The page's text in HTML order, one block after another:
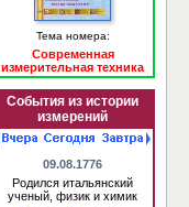
Тема номера:
Современная
измерительная техника
События из истории
измерений
09.08.1776
Родился итальянский
ученый, физик и химик